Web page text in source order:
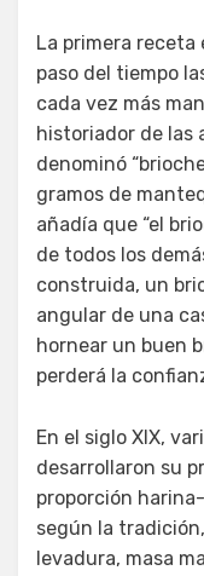
La primera receta
paso del tiempo
cada vez más
historiador de las
denominó
gramos de
añadía que “el
de todos los
construida, un
angular de una
hornear un buen
perderá la
En el siglo XIX,
desarrollaron su
proporción
según la
levadura, masa